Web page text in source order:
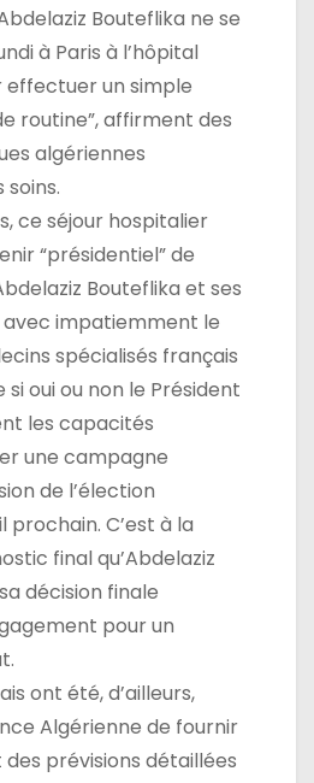
Bouteflika ne se
à Paris à l’hôpital
un simple
routine”, affirment des
algériennes
ce séjour hospitalier
“présidentiel” de
Bouteflika et ses
impatiemment le
spécialisés français
oui ou non le Président
les capacités
une campagne
de l’élection
prochain. C’est à la
final qu’Abdelaziz
décision finale
pour un
ont été, d’ailleurs,
Algérienne de fournir
prévisions détaillées